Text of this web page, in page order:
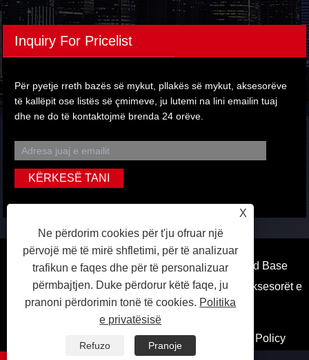
Inquiry For Pricelist
Për pyetje rreth bazës së mykut, pllakës së mykut, aksesorëve
të kallëpit ose listës së çmimeve, ju lutemi na lini emailin tuaj
dhe ne do të kontaktojmë brenda 24 orëve.
Të drejtat e autorit © 2022 Ningbo Kaiweite Mold Base
Prodhim Co, Ltd. - Baza e mykut, pllaka e mykut, aksesorët e
mykut - Të gjitha të drejtat e rezervuara.
RSS XML Privacy Policy
X
Ne përdorim cookies për t'ju ofruar një
përvojë më të mirë shfletimi, për të analizuar
trafikun e faqes dhe për të personalizuar
përmbajtjen. Duke përdorur këtë faqe, ju
pranoni përdorimin tonë të cookies. Politika
e privatësisë
Refuzo
Pranoje